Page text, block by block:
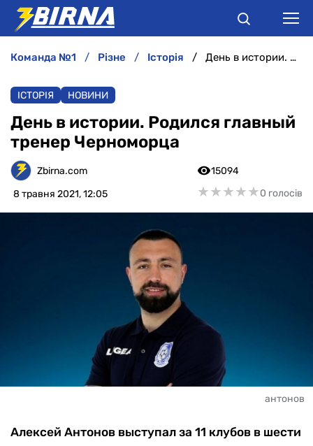
АНАЛІТИКА
ІНТЕРВ'Ю
РІЗНЕ
команда №1 різне історія День в истории. Родился главный тренер Черноморца
ІСТОРІЯ НОВИНИ
День в истории. Родился главный
тренер Черноморца
Zbirna.com
8 травня 2021, 12:05
15094
★★★★★
★★★★★0 голосів
антонов
Алексей Антонов выступал за 11 клубов в шести